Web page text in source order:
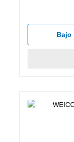
Calificación
Bajo